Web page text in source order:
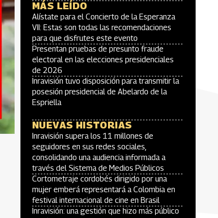
MÁS LEÍDO
Alístate para el Concierto de la Esperanza
VII: Estas son todas las recomendaciones
para que disfrutes este evento
Presentan pruebas de presunto fraude
electoral en las elecciones presidenciales
de 2026
Inravisión tuvo disposición para transmitir la
posesión presidencial de Abelardo de la
Espriella
NUEVAS HISTORIAS
Inravisión supera los 11 millones de
seguidores en sus redes sociales,
consolidando una audiencia informada a
través del Sistema de Medios Públicos
Cortometraje cordobés dirigido por una
mujer emberá representará a Colombia en
festival internacional de cine en Brasil
Inravisión: una gestión que hizo más público